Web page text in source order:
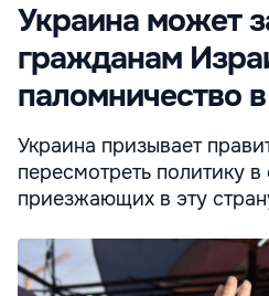
Украина может
гражданам
паломничество
Украина призывает
пересмотреть политику
приезжающих в эту